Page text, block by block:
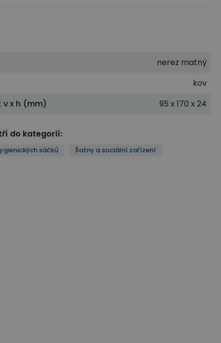
nerez matný
kov
v x h (mm)
95 x 170 x 24
do kategorií:
sáčků Šatny a sociální zařízení